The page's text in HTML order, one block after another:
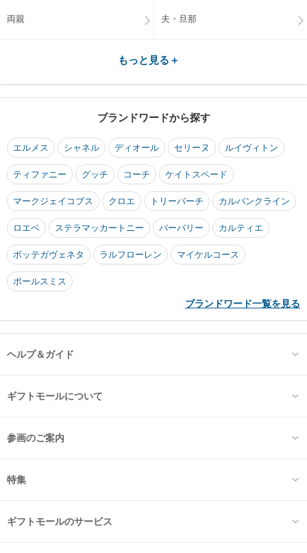
両親 夫・旦那
もっと見る＋
ブランドワードから探す
エルメス シャネル ディオール セリーヌ ルイヴィトン
ティファニー グッチ コーチ ケイトスペード
マークジェイコブス クロエ トリーバーチ カルバンクライン
ロエベ ステラマッカートニー バーバリー カルティエ
ボッテガヴェネタ ラルフローレン マイケルコース
ポールスミス
ブランドワード一覧を見る
ヘルプ＆ガイド
ギフトモールについて
参画のご案内
特集
ギフトモールのサービス